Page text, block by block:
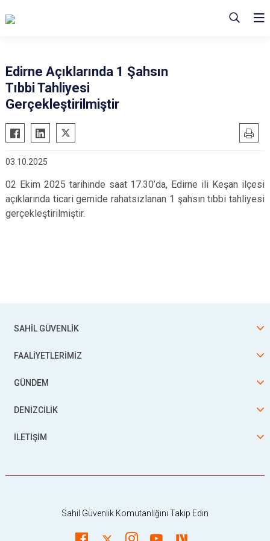
Edirne Açıklarında 1 Şahsın
Tıbbi Tahliyesi
Gerçekleştirilmiştir
03.10.2025
02 Ekim 2025 tarihinde saat 17.30’da, Edirne ili Keşan ilçesi
açıklarında ticari gemide rahatsızlanan 1 şahsın tıbbi tahliyesi
gerçekleştirilmiştir.
SAHİL GÜVENLİK
FAALİYETLERİMİZ
GÜNDEM
DENİZCİLİK
İLETİŞİM
Sahil Güvenlik Komutanlığını Takip Edin